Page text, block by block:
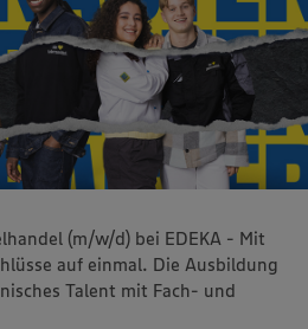
(m/w/d) bei EDEKA - Mit
auf einmal. Die Ausbildung
Talent mit Fach- und